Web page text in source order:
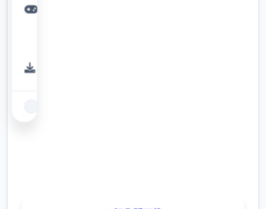
官方中文，中文版，下载，攻略，mod，补丁